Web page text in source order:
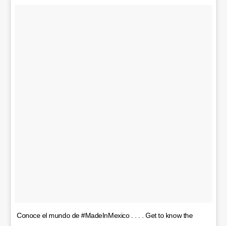
Conoce el mundo de #MadeInMexico . . . . Get to know the